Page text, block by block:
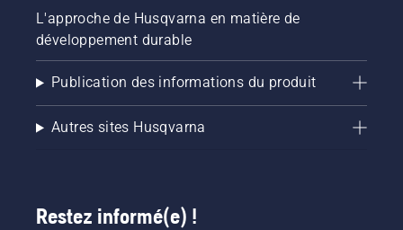
L'approche de Husqvarna en matière de
développement durable
Publication des informations du produit
Autres sites Husqvarna
Restez informé(e) !